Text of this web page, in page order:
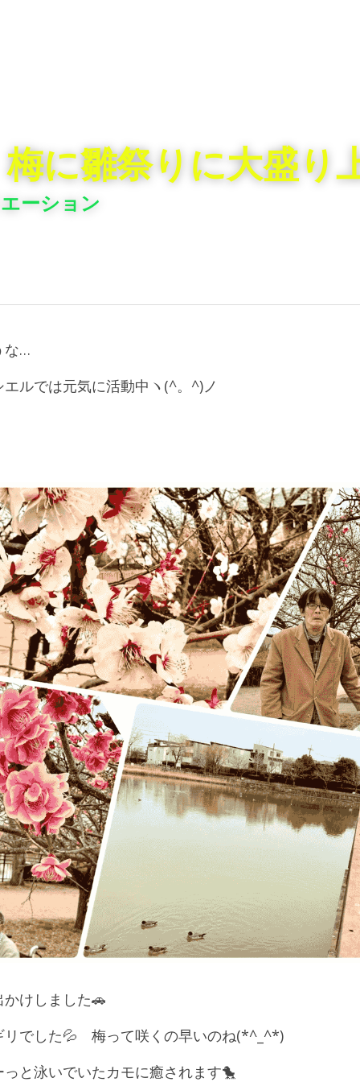
に雛祭りに大盛り
ーション
な…
ルでは元気に活動中ヽ(^。^)ノ
けしました🚗
でした💦　梅って咲くの早いのね(*^_^*)
と泳いでいたカモに癒されます🐤